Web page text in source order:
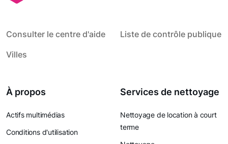
Consulter le centre d'aide
Liste de contrôle publique
Villes
À propos
Actifs multimédias
Conditions d'utilisation
Services de nettoyage
Nettoyage de location à court
terme